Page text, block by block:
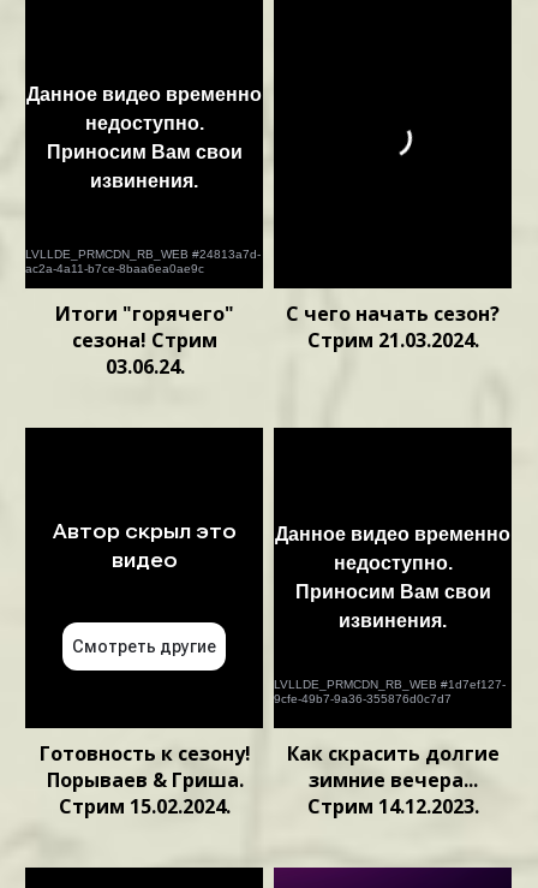
Итоги "горячего"
сезона! Стрим
03.06.24.
С чего начать сезон?
Стрим 21.03.2024.
Готовность к сезону!
Порываев & Гриша.
Стрим 15.02.2024.
Как скрасить долгие
зимние вечера...
Стрим 14.12.2023.